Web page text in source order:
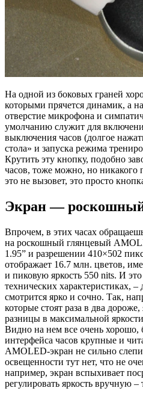
На одной из боковых граней
которыми прячется динамик, а
отверстие микрофона и
умолчанию служит для
выключения часов (долгое
стола» и запуска режима
Крутить эту кнопку, подобно
часов, тоже можно, но никакого
это не вызовет, это просто
Экран —
Впрочем, в этих часах
на роскошный глянцевый
1.95” и разрешении 410×502
отображает 16.7 млн. цветов,
и пиковую яркость 550 nits. И
технических характеристиках, –
смотрится ярко и сочно. Так,
которые стоят раза в два
разницы в максимальной
Видно на нем все очень
интерфейса часов крупные и
AMOLED-экран не сильно
освещенности тут нет, что не
например, экран вспыхивает
регулировать яркость вручную